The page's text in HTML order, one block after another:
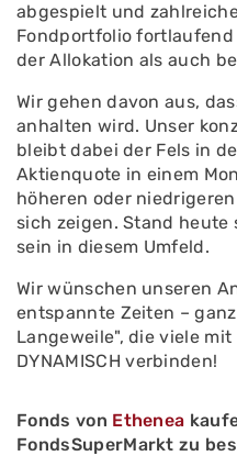
abgespielt und
Fondportfolio fortlaufend
der Allokation als auch
Wir gehen davon aus,
anhalten wird. Unser
bleibt dabei der Fels in
Aktienquote in einem
höheren oder
sich zeigen. Stand heute
sein in diesem Umfeld.
Wir wünschen unseren
entspannte Zeiten –
Langeweile", die viele
DYNAMISCH verbinden!
Fonds von Ethenea
FondsSuperMarkt zu